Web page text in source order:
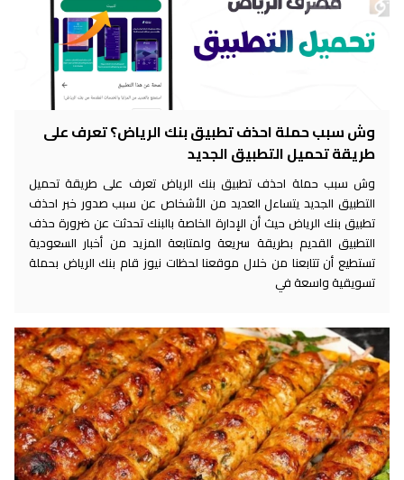
وش سبب حملة احذف تطبيق بنك الرياض؟ تعرف على
طريقة تحميل التطبيق الجديد
وش سبب حملة احذف تطبيق بنك الرياض تعرف على طريقة تحميل
التطبيق الجديد يتساءل العديد من الأشخاص عن سبب صدور خبر احذف
تطبيق بنك الرياض حيث أن الإدارة الخاصة بالبنك تحدثت عن ضرورة حذف
التطبيق القديم بطريقة سريعة ولمتابعة المزيد من أخبار السعودية
تستطيع أن تتابعنا من خلال موقعنا لحظات نيوز قام بنك الرياض بحملة
تسويقية واسعة في